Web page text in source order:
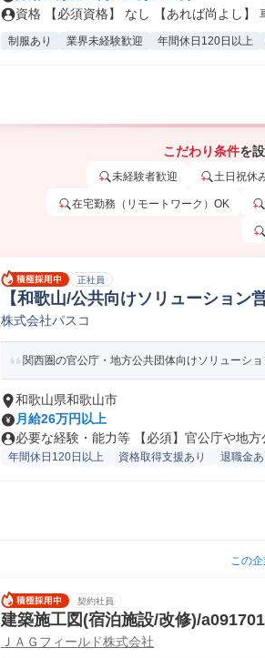
資格 【必須資格】 なし 【あれば尚よし】
制服あり 業界未経験歓迎 年間休日120日以上
こだわり条件を
未経験者歓迎 土日祝休
在宅勤務（リモートワーク）OK
正社員
【和歌山/公共向けソリューション
築法人営業
株式会社パスコ
関西圏の官公庁・地方公共団体向けソリューシ
和歌山県和歌山市
月給26万円以上
必要な経験・能力等 【必須】官公庁や地方
年間休日120日以上 資格取得支援あり 退職金あ
この
契約社員
建築施工図(宿泊施設/改修)/
ＪＡＧフィールド株式会社